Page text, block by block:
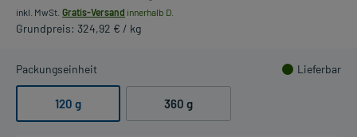
inkl. MwSt. Gratis-Versand innerhalb D.
Grundpreis: 324,92 € / kg
Packungseinheit Lieferbar
120 g 360 g